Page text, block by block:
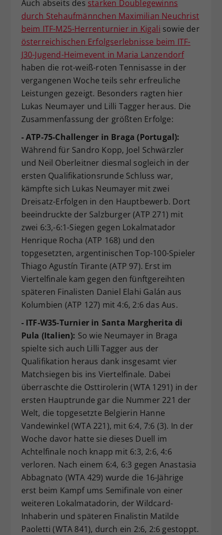
Auch abseits des starken Doublegewinns
durch Stehaufmännchen Maximilian Neuchrist
beim ITF-M25-Herrenturnier in Kigali sowie der
österreichischen Erfolgserlebnisse beim ITF-
J30-Jugend-Heimevent in Maria Lanzendorf
haben die rot-weiß-roten Tennisasse in der
vergangenen Woche teils sehr erfreuliche
Leistungen gezeigt. Besonders ragten hier
Lukas Neumayer und Lilli Tagger heraus. Die
Zusammenfassung der größten Erfolge:
- ATP-75-Challenger in Braga (Portugal):
Während für Sandro Kopp, Joel Schwärzler
und Neil Oberleitner diesmal sogleich in der
ersten Qualifikationsrunde Schluss war,
kämpfte sich Lukas Neumayer mit zwei
Dreisatz-Erfolgen in den Hauptbewerb. Dort
beeindruckte der Salzburger (ATP 271) mit
zwei 6:3,-6:1-Siegen gegen Lokalmatador
Henrique Rocha (ATP 168) und den
topgesetzten, argentinischen Top-100-Spieler
Thiago Agustín Tirante (ATP 97). Erst im
Viertelfinale kam gegen den fünftgereihten
späteren Finalisten Daniel Elahi Galán aus
Kolumbien (ATP 127) mit 4:6, 2:6 das Aus.
- ITF-W35-Turnier in Santa Margherita di
Pula (Italien): So wie Neumayer in Braga
spielte sich auch Lilli Tagger aus der
Qualifikation heraus dank insgesamt vier
Matchsiegen bis ins Viertelfinale. Dabei
überraschte die Osttirolerin (WTA 1291) in der
ersten Hauptrunde gar die Nummer 221 der
Welt, die topgesetzte Belgierin Hanne
Vandewinkel (WTA 221), mit 6:4, 7:6 (3). In der
Woche davor hatte sie dieses Duell im
Achtelfinale noch knapp mit 6:3, 2:6, 4:6
verloren. Nach einem 6:4, 6:3 gegen Anastasia
Abbagnato (WTA 429) wurde die 16-Jährige
erst beim Kampf ums Semifinale von einer
weiteren Lokalmatadorin, der Wildcard-
Inhaberin und späteren Finalistin Matilde
Paoletti (WTA 841), durch ein 2:6, 2:6 gestoppt.
Zweck
Dieser Wert speichert Ihre Consent-
Einstellungen. Unter anderem eine
zufällig generierte ID, für die
historische Speicherung Ihrer
vorgenommen Einstellungen, falls der
Webseiten-Betreiber dies eingestellt
hat.